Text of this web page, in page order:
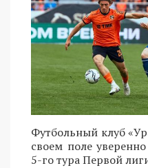
Футбольный клуб
своем поле
5-го тура Первой